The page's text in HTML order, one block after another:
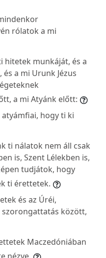
rólatok a mi
hitetek munkáját, és a
a mi Urunk Jézus
a mi Atyánk előtt:
hogy ti ki
ti nálatok nem áll csak
is, Szent Lélekben is,
tudjátok, hogy
ti érettetek.
és az Úréi,
között,
Maczedóniában